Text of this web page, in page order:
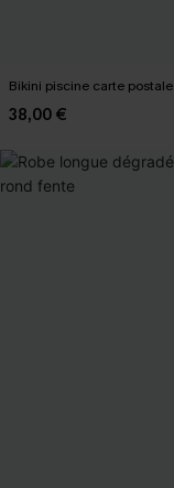
Bikini piscine carte postale
38,00 €